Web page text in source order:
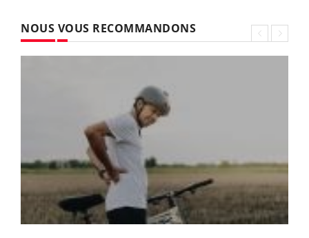
NOUS VOUS RECOMMANDONS